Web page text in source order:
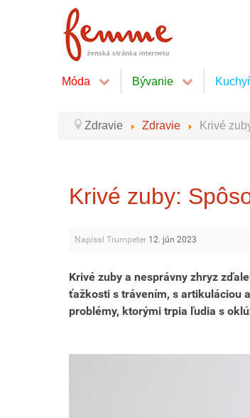
Móda Bývanie
Zdravie Zdravie Krivé
Krivé zuby:
Napísal Trumpeter 12. jún 2023
Krivé zuby a nesprávny zhryz
ťažkosti s trávením, s artikuláciou
problémy, ktorými trpia ľudia s